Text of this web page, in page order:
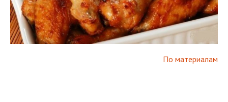
По материалам